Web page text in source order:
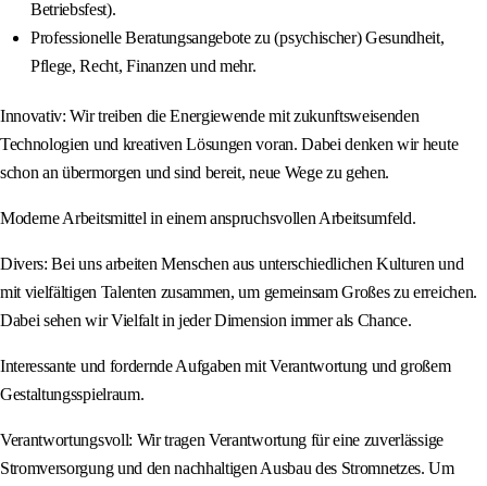
Betriebsfest).
Professionelle Beratungsangebote zu (psychischer) Gesundheit,
Pflege, Recht, Finanzen und mehr.
Innovativ: Wir treiben die Energiewende mit zukunftsweisenden
Technologien und kreativen Lösungen voran. Dabei denken wir heute
schon an übermorgen und sind bereit, neue Wege zu gehen.
Moderne Arbeitsmittel in einem anspruchsvollen Arbeitsumfeld.
Divers: Bei uns arbeiten Menschen aus unterschiedlichen Kulturen und
mit vielfältigen Talenten zusammen, um gemeinsam Großes zu erreichen.
Dabei sehen wir Vielfalt in jeder Dimension immer als Chance.
Interessante und fordernde Aufgaben mit Verantwortung und großem
Gestaltungsspielraum.
Verantwortungsvoll: Wir tragen Verantwortung für eine zuverlässige
Stromversorgung und den nachhaltigen Ausbau des Stromnetzes. Um